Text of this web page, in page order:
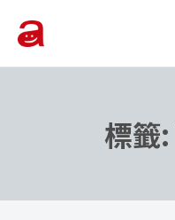
標籤: